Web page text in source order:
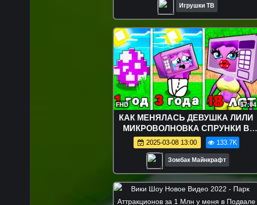
Игрушки ТВ
FHD 17:04
КАК МЕНЯЛАСЬ ДЕВУШКА ЛИЛИ
МИКРОВОЛНОВКА СПРУНКИ В
МАЙНКРАФТ?
2025-03-08 13:00 133.7K
Зомбак Майнкрафт